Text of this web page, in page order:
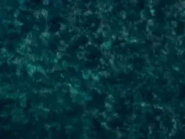
ACCUEIL VENTE LOCATION MARQUES CHANTIER NAVAL